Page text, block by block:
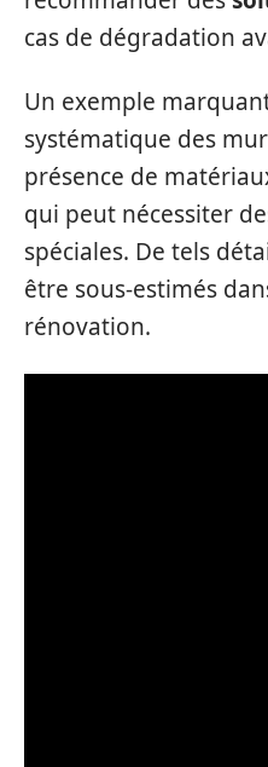
cas de dégradation
Un exemple
systématique des
présence de
qui peut nécessiter
spéciales. De tels
être sous-estimés
rénovation.